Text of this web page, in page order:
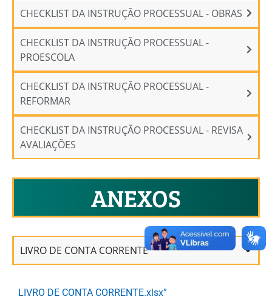
CHECKLIST DA INSTRUÇÃO PROCESSUAL - OBRAS
CHECKLIST DA INSTRUÇÃO PROCESSUAL -
PROESCOLA
CHECKLIST DA INSTRUÇÃO PROCESSUAL -
REFORMAR
CHECKLIST DA INSTRUÇÃO PROCESSUAL - REVISA
AVALIAÇÕES
ANEXOS
LIVRO DE CONTA CORRENTE
LIVRO DE CONTA CORRENTE.xlsx”